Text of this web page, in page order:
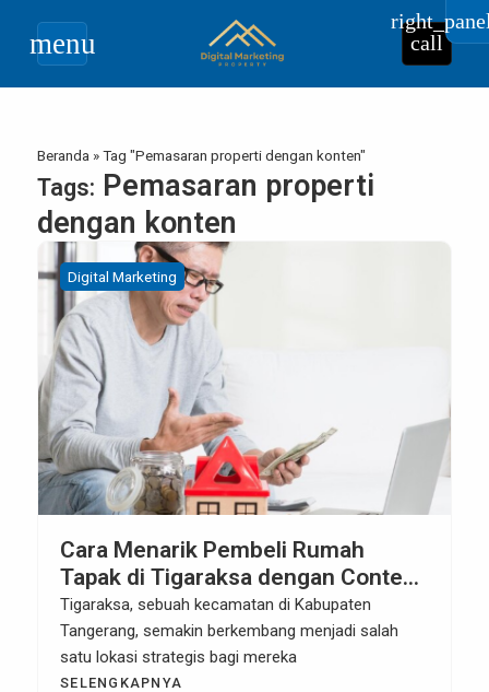
menu call
Beranda »Tag "Pemasaran properti dengan konten"
Tags: Pemasaran properti
dengan konten
Digital Marketing
Cara Menarik Pembeli Rumah
Tapak di Tigaraksa dengan Content
Marketing
Tigaraksa, sebuah kecamatan di Kabupaten
Tangerang, semakin berkembang menjadi salah
satu lokasi strategis bagi mereka
SELENGKAPNYA